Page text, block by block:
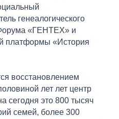
генеалогического
«ГЕНТЕХ» и
платформы «История
восстановлением
лет лет центр
сегодня это 800 тысяч
семей, более 300